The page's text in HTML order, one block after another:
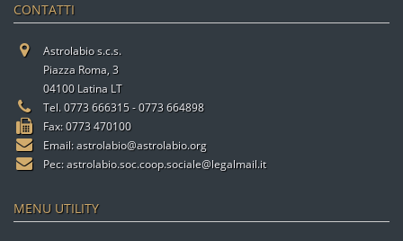
CONTATTI
Astrolabio s.c.s.
Piazza Roma, 3
04100 Latina LT
Tel. 0773 666315 - 0773 664898
Fax: 0773 470100
Email:astrolabio@astrolabio.org
Pec:astrolabio.soc.coop.sociale@legalmail.it
MENU UTILITY